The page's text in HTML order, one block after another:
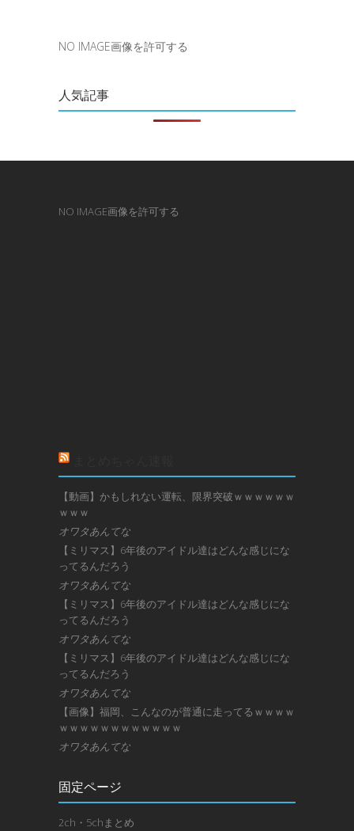
NO IMAGE画像を許可する
人気記事
NO IMAGE画像を許可する
【動画】かもしれない運転、限界突破ｗｗｗｗｗｗ
ｗｗｗ
オワタあんてな
【ミリマス】6年後のアイドル達はどんな感じにな
ってるんだろう
オワタあんてな
【ミリマス】6年後のアイドル達はどんな感じにな
ってるんだろう
オワタあんてな
【ミリマス】6年後のアイドル達はどんな感じにな
ってるんだろう
オワタあんてな
【画像】福岡、こんなのが普通に走ってるｗｗｗｗ
ｗｗｗｗｗｗｗｗｗｗｗｗ
オワタあんてな
固定ページ
2ch・5chまとめ